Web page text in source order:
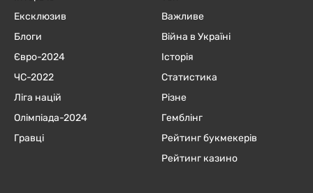
Ексклюзив
Блоги
Євро-2024
ЧC-2022
Ліга націй
Олімпіада-2024
Гравці
Важливе
Війна в Україні
Історія
Статистика
Різне
Гемблінг
Рейтинг букмекерів
Рейтинг казино